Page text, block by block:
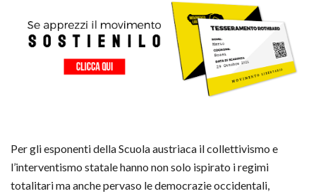
Per gli esponenti della Scuola austriaca il collettivismo e
l’interventismo statale hanno non solo ispirato i regimi
totalitari ma anche pervaso le democrazie occidentali,